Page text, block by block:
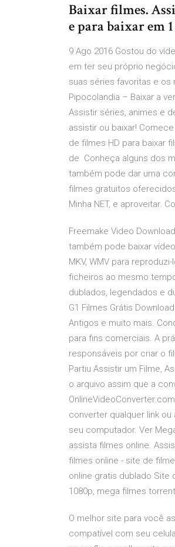
Baixar filmes.
e para baixar em
9 Ago 2016 Gostou do
em ter seu próprio
suas séries favoritas e
Pipocolandia – Baixar a
Assistir séries, animes e
assistir ou baixar!
de filmes HD para baixar
de Conheça alguns dos
também pode dar uma
filmes gratuitos
Minha NET, e aproveitar.
Freemake Video
também pode baixar
MKV, WMV para
ficheiros ao mesmo
dublados, legendados e
G1 Filmes Grátis
Antigos e muito mais.
para fins comerciais. A
responsáveis por criar o
Partiu Assistir um Filme,
o arquivo assim que a
converter qualquer link
seu computador. Ver
assista filmes online.
filmes online - site de
online gratis dublado Site
1080p, mega filmes
O melhor site para você
compatível com seu